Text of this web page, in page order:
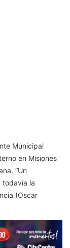
Municipal
en Misiones
“Un
todavía la
(Oscar